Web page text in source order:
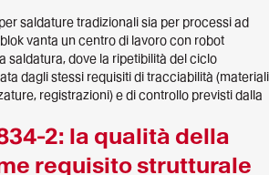
saldature tradizionali sia per processi ad
vanta un centro di lavoro con robot
saldatura, dove la ripetibilità del ciclo
dagli stessi requisiti di tracciabilità (materiali
registrazioni) e di controllo previsti dalla
2: la qualità della
requisito strutturale